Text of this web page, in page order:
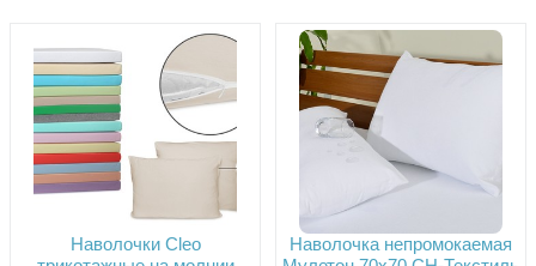
Наволочки Cleo
Наволочка непромокаемая